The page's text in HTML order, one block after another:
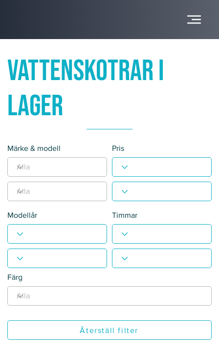
VATTENSKOTRAR I
LAGER
Märke & modell Pris
Modellår Timmar
Färg
Återställ filter